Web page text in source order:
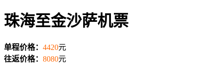
珠海至金沙萨机票
单程价格： 4420元
往返价格： 8080元